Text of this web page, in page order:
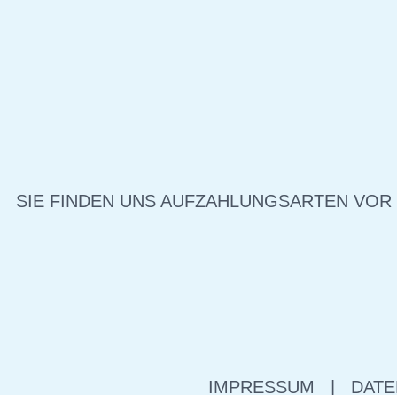
SIE FINDEN UNS AUFZAHLUNGSARTEN VOR
IMPRESSUM